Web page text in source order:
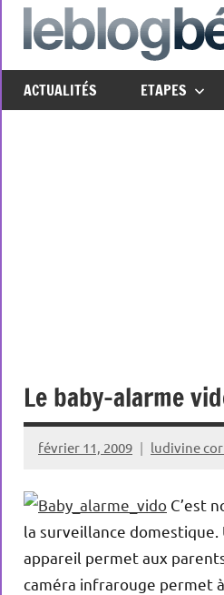
Aller
ACTUALITÉS ETAPES
Le baby-alarme
février 11, 2009 ludivine
C’est
la surveillance domestique.
appareil permet aux
caméra infrarouge permet